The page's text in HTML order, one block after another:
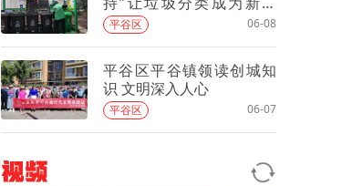
尚！
平谷区 06-08
平谷区平谷镇领读创城知
识 文明深入人心
平谷区 06-07
视频